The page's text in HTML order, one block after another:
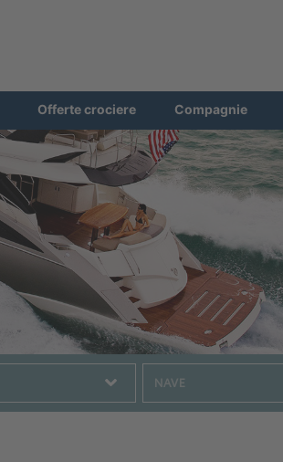
Offerte crociere Compagnie